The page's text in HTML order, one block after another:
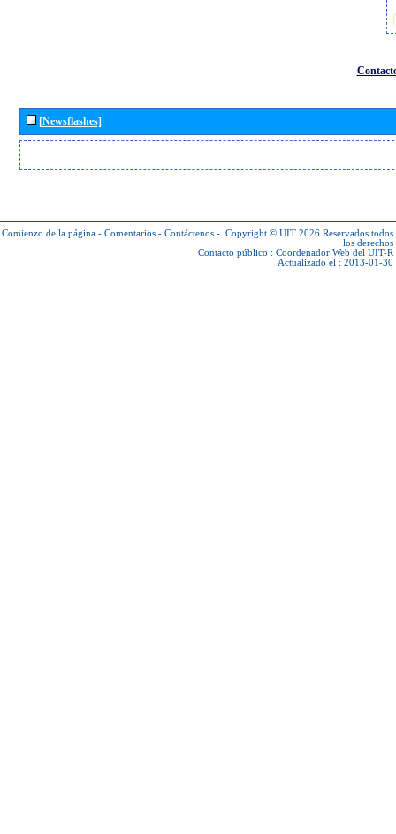
[Newsflashes]
Comienzo de la página - Comentarios - Contáctenos - Copyright © UIT 2026 Reservados todos
los derechos
Contacto público : Coordenador Web del UIT-R
Actualizado el : 2013-01-30